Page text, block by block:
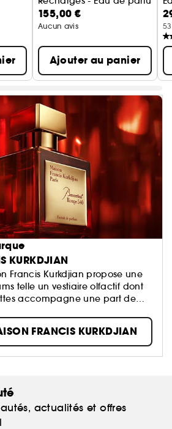
155,00 €
Aucun avis
Ajouter au panier
KURKDJIAN
Francis Kurkdjian propose une
telle un vestiaire olfactif dont
accompagne une part de
parmi les plus célébrés,
imaginé un territoire d'expression
sensuel et délicat.
FRANCIS KURKDJIAN
actualités et offres